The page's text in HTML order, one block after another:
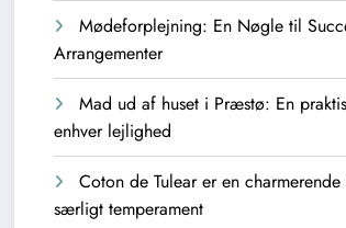
Mødeforplejning: En Nøgle til
Arrangementer
Mad ud af huset i Præstø: En
enhver lejlighed
Coton de Tulear er en
særligt temperament